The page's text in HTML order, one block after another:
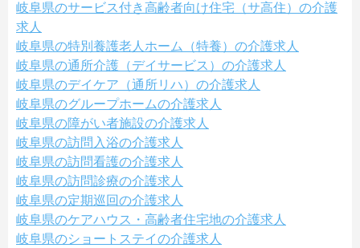
岐阜県のサービス付き高齢者向け住宅（サ高住）の介護
求人
岐阜県の特別養護老人ホーム（特養）の介護求人
岐阜県の通所介護（デイサービス）の介護求人
岐阜県のデイケア（通所リハ）の介護求人
岐阜県のグループホームの介護求人
岐阜県の障がい者施設の介護求人
岐阜県の訪問入浴の介護求人
岐阜県の訪問看護の介護求人
岐阜県の訪問診療の介護求人
岐阜県の定期巡回の介護求人
岐阜県のケアハウス・高齢者住宅地の介護求人
岐阜県のショートステイの介護求人